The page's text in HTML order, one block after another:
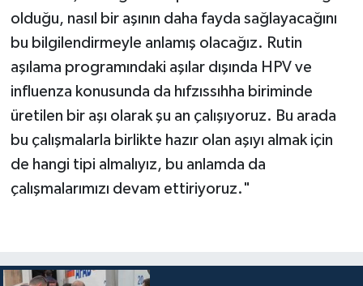
olduğu, nasıl bir aşının daha fayda sağlayacağını
bu bilgilendirmeyle anlamış olacağız. Rutin
aşılama programındaki aşılar dışında HPV ve
influenza konusunda da hıfzıssıhha biriminde
üretilen bir aşı olarak şu an çalışıyoruz. Bu arada
bu çalışmalarla birlikte hazır olan aşıyı almak için
de hangi tipi almalıyız, bu anlamda da
çalışmalarımızı devam ettiriyoruz."